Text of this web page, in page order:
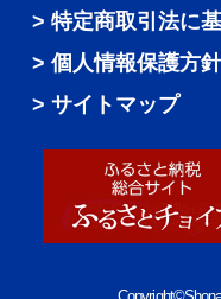
特定商取引法に
個人情報保護方
サイトマップ